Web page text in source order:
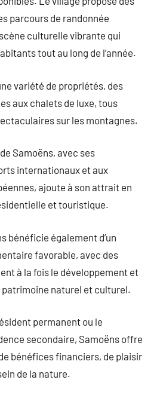
parcours de randonnée
culturelle vibrante qui
tout au long de l’année.
variété de propriétés, des
aux chalets de luxe, tous
sur les montagnes.
Samoëns, avec ses
internationaux et aux
ajoute à son attrait en
et touristique.
bénéficie également d’un
favorable, avec des
à la fois le développement et
patrimoine naturel et culturel.
permanent ou le
secondaire, Samoëns offre
bénéfices financiers, de plaisir
de la nature.